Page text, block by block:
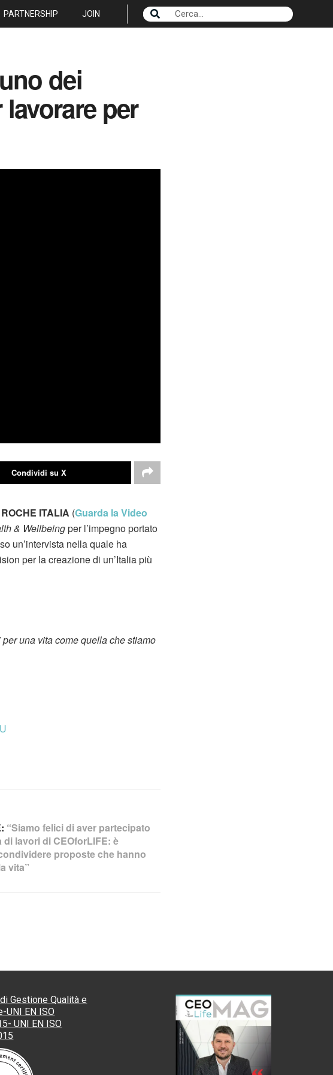
PARTNERSHIP JOIN
dei
per
Condividi su X
ITALIA (Guarda la Video
& Wellbeingper l’impegno portato
un’intervista nella quale ha
per la creazione di un’Italia più
una vita come quella che stiamo
“Siamo felici di aver partecipato
di lavori di CEOforLIFE: è
proposte che hanno
vita”
Gestione Qualità e
UNI EN ISO
UNI EN ISO